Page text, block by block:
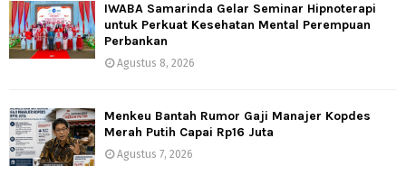
IWABA Samarinda Gelar Seminar Hipnoterapi
untuk Perkuat Kesehatan Mental Perempuan
Perbankan
Agustus 8, 2026
Menkeu Bantah Rumor Gaji Manajer Kopdes
Merah Putih Capai Rp16 Juta
Agustus 7, 2026